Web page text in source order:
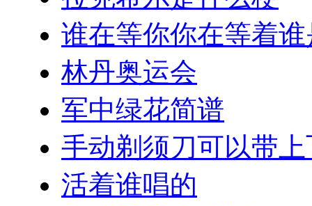
谁在等你你在等着
林丹奥运会
军中绿花简谱
手动剃须刀可以带
活着谁唱的